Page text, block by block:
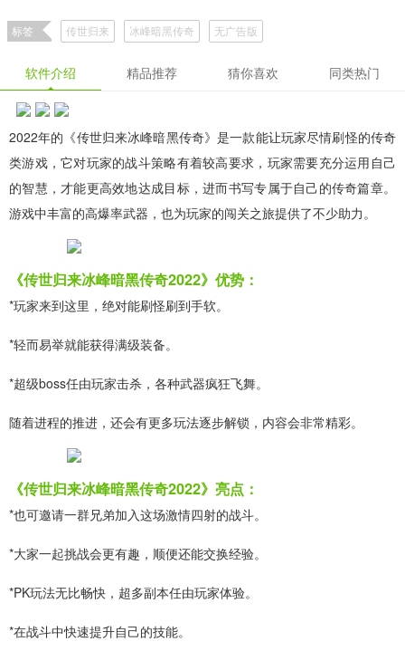
标签 传世归来 冰峰暗黑传奇 无广告版
软件介绍 精品推荐 猜你喜欢 同类热门
2022年的《传世归来冰峰暗黑传奇》是一款能让玩家尽情刷怪的传奇
类游戏，它对玩家的战斗策略有着较高要求，玩家需要充分运用自己
的智慧，才能更高效地达成目标，进而书写专属于自己的传奇篇章。
游戏中丰富的高爆率武器，也为玩家的闯关之旅提供了不少助力。
《传世归来冰峰暗黑传奇2022》优势：
*玩家来到这里，绝对能刷怪刷到手软。
*轻而易举就能获得满级装备。
*超级boss任由玩家击杀，各种武器疯狂飞舞。
随着进程的推进，还会有更多玩法逐步解锁，内容会非常精彩。
《传世归来冰峰暗黑传奇2022》亮点：
*也可邀请一群兄弟加入这场激情四射的战斗。
*大家一起挑战会更有趣，顺便还能交换经验。
*PK玩法无比畅快，超多副本任由玩家体验。
*在战斗中快速提升自己的技能。